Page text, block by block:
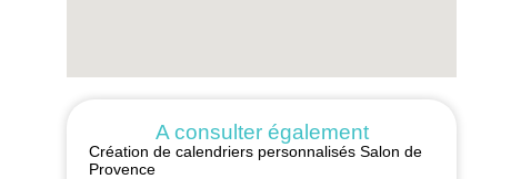
A consulter également
Création de calendriers personnalisés Salon de
Provence